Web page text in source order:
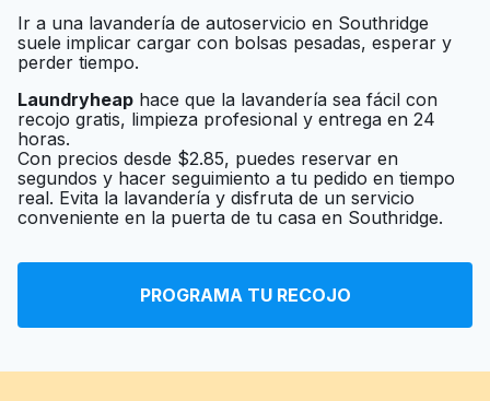
Ir a una lavandería de autoservicio en Southridge
suele implicar cargar con bolsas pesadas, esperar y
perder tiempo.
Laundryheap hace que la lavandería sea fácil con
recojo gratis, limpieza profesional y entrega en 24
horas.
Con precios desde $2.85, puedes reservar en
segundos y hacer seguimiento a tu pedido en tiempo
real. Evita la lavandería y disfruta de un servicio
conveniente en la puerta de tu casa en Southridge.
PROGRAMA TU RECOJO